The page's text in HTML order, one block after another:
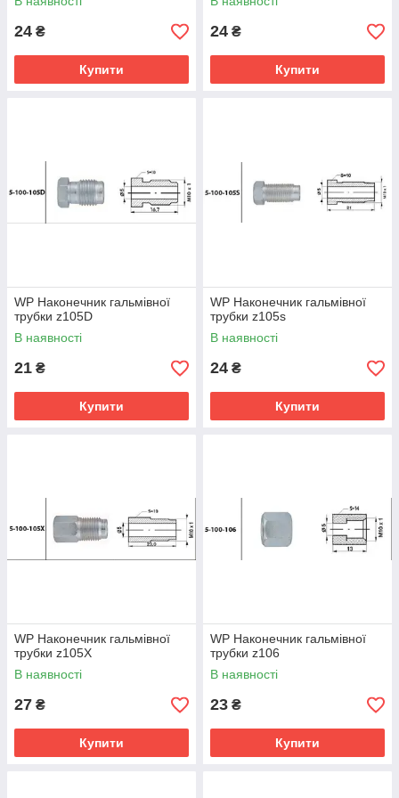
24 ₴
Купити
24 ₴
Купити
WP Наконечник гальмівної
трубки z105D
В наявності
21 ₴
Купити
WP Наконечник гальмівної
трубки z105s
В наявності
24 ₴
Купити
WP Наконечник гальмівної
трубки z105X
В наявності
27 ₴
Купити
WP Наконечник гальмівної
трубки z106
В наявності
23 ₴
Купити